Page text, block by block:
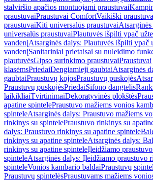
stalviršio apačios montuojami praustuvai
praustuvaiPraustuvai ComfortVaikiški
praustuvaiKiti universalūs praustuvai
universalūs praustuvaiPlautuvės išpilti ypač
vandenįAtsarginės dalys: Plautuvės išpilti ypač
vandenįSanitariniai prietaisai su nuleidimo
plautuvėsGipso surinkimo praustuvaiPraustuvai
klasėmsPriedaiDengiamieji gaubtaiAtsarginės
gaubtaiPraustuvų kojosPraustuvų puskojės
Praustuvų puskojėsPriedaiSifono dangtelis
laikikliaiTvirtinimaiDekoratyvinės plokštės
apatine spintelePraustuvo mažiems vonios
spinteleAtsarginės dalys: Praustuvo mažiems
rinkinys su spintelePraustuvo rinkinys su
dalys: Praustuvo rinkinys su apatine spintele
rinkinys su apatine spinteleAtsarginės dalys:
rinkinys su apatine spinteleĮleidžiamo
spinteleAtsarginės dalys: Įleidžiamo praustuvo
spinteleVonios kambario baldaiPraustuvų
Praustuvų spintelėsPraustuvams mažiems